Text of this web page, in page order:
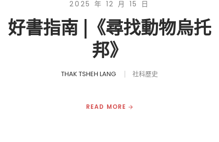
2025 年 12 月 15 日
好書指南 |《尋找動物烏托
邦》
THAK TSHEH LANG 社科歷史
READ MORE